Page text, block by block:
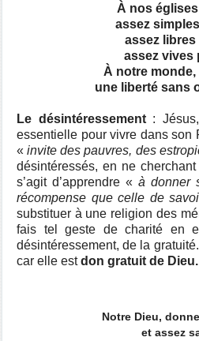
À nos
assez
assez
assez vives
À notre
une liberté sans
Le désintéressement: Jésus,
essentielle pour vivre dans son
«invite des pauvres, des
désintéressés, en ne
s’agit d’apprendre « à donner
récompense que celle de
substituer à une religion des
fais tel geste de charité en
désintéressement, de la
car elle estdon gratuit de Dieu.
Notre Dieu,
et assez